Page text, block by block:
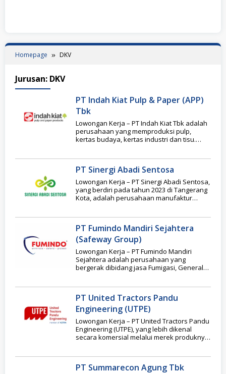
Homepage DKV
Jurusan: DKV
PT Indah Kiat Pulp & Paper (APP)
Tbk
Lowongan Kerja – PT Indah Kiat Tbk adalah
perusahaan yang memproduksi pulp,
kertas budaya, kertas industri dan tisu.
PT Sinergi Abadi Sentosa
Lowongan Kerja – PT Sinergi Abadi Sentosa,
yang berdiri pada tahun 2023 di Tangerang
Kota, adalah perusahaan manufaktur
PT Fumindo Mandiri Sejahtera
(Safeway Group)
Lowongan Kerja – PT Fumindo Mandiri
Sejahtera adalah perusahaan yang
bergerak dibidang jasa Fumigasi, General
PT United Tractors Pandu
Engineering (UTPE)
Lowongan Kerja – PT United Tractors Pandu
Engineering (UTPE), yang lebih dikenal
secara komersial melalui merek produknya
PT Summarecon Agung Tbk